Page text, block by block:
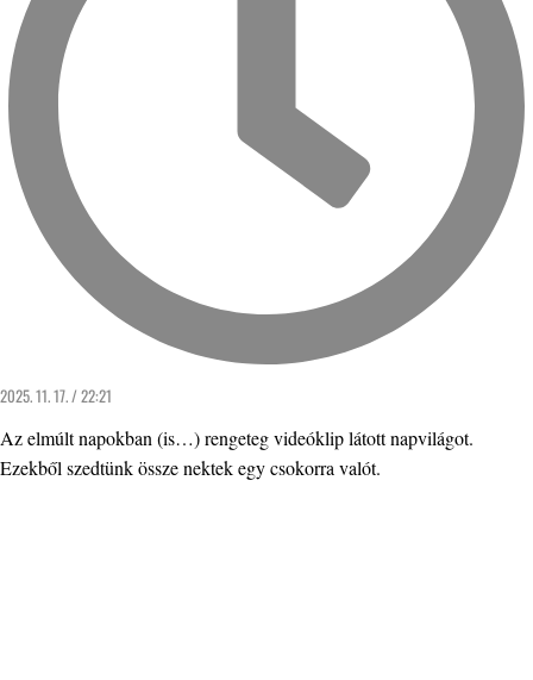
2025. 11. 17. / 22:21
Az elmúlt napokban (is…) rengeteg videóklip látott napvilágot.
Ezekből szedtünk össze nektek egy csokorra valót.